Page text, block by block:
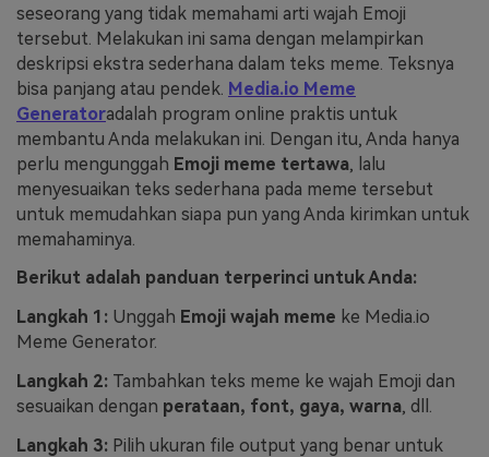
seseorang yang tidak memahami arti wajah Emoji
tersebut. Melakukan ini sama dengan melampirkan
deskripsi ekstra sederhana dalam teks meme. Teksnya
bisa panjang atau pendek. Media.io Meme
Generatoradalah program online praktis untuk
membantu Anda melakukan ini. Dengan itu, Anda hanya
perlu mengunggah Emoji meme tertawa, lalu
menyesuaikan teks sederhana pada meme tersebut
untuk memudahkan siapa pun yang Anda kirimkan untuk
memahaminya.
Berikut adalah panduan terperinci untuk Anda:
Langkah 1: Unggah Emoji wajah meme ke Media.io
Meme Generator.
Langkah 2: Tambahkan teks meme ke wajah Emoji dan
sesuaikan dengan perataan, font, gaya, warna, dll.
Langkah 3: Pilih ukuran file output yang benar untuk